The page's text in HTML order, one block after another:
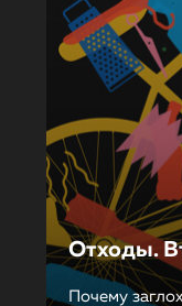
Отходы.
Почему